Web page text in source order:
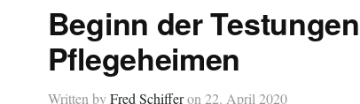
Beginn der
Pflegeheimen
Written byFred Schiffer on 22. April 2020